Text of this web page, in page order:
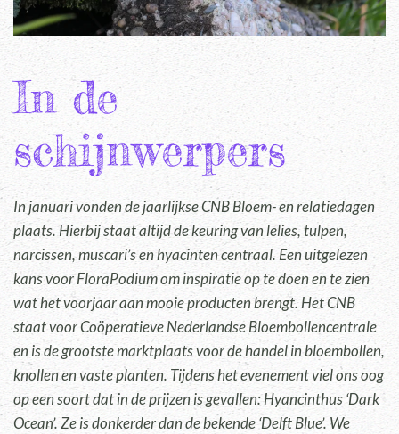
In de
schijnwerpers
In januari vonden de jaarlijkse CNB Bloem- en relatiedagen
plaats. Hierbij staat altijd de keuring van lelies, tulpen,
narcissen, muscari’s en hyacinten centraal. Een uitgelezen
kans voor FloraPodium om inspiratie op te doen en te zien
wat het voorjaar aan mooie producten brengt. Het CNB
staat voor Coöperatieve Nederlandse Bloembollencentrale
en is de grootste marktplaats voor de handel in bloembollen,
knollen en vaste planten. Tijdens het evenement viel ons oog
op een soort dat in de prijzen is gevallen: Hyancinthus ‘Dark
Ocean’. Ze is donkerder dan de bekende ‘Delft Blue’. We